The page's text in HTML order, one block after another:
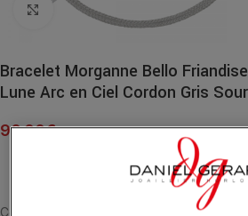
Click to enlarge
Bracelet Morganne Bello
Lune Arc en Ciel Cordon Gris
90.00€
Cette collection emblématique met les